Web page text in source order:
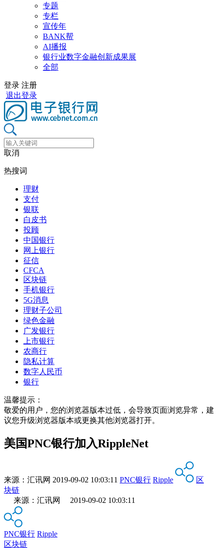
专题
专栏
宣传年
BANK帮
AI播报
银行业数字金融创新成果展
全部
登录 注册
退出登录
取消
热搜词
理财
支付
银联
白皮书
投顾
中国银行
网上银行
征信
CFCA
区块链
手机银行
5G消息
理财子公司
绿色金融
广发银行
上市银行
农商行
隐私计算
数字人民币
银行
温馨提示：
敬爱的用户，您的浏览器版本过低，会导致页面浏览异常，建
议您升级浏览器版本或更换其他浏览器打开。
美国PNC银行加入RippleNet
来源： 汇讯网 2019-09-02 10:03:11 PNC银行 Ripple
区
块链
来源：汇讯网 2019-09-02 10:03:11
PNC银行 Ripple
区块链